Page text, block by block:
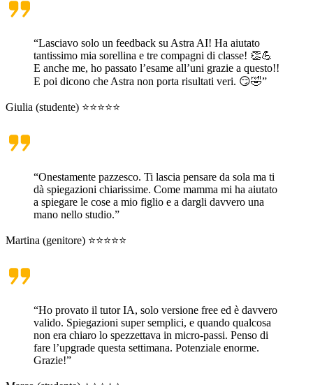
“Lasciavo solo un feedback su Astra AI! Ha aiutato
tantissimo mia sorellina e tre compagni di classe! 👏💪
E anche me, ho passato l’esame all’uni grazie a questo!!
E poi dicono che Astra non porta risultati veri. 😏🤣”
Giulia (studente) ⭐⭐⭐⭐⭐
“Onestamente pazzesco. Ti lascia pensare da sola ma ti
dà spiegazioni chiarissime. Come mamma mi ha aiutato
a spiegare le cose a mio figlio e a dargli davvero una
mano nello studio.”
Martina (genitore) ⭐⭐⭐⭐⭐
“Ho provato il tutor IA, solo versione free ed è davvero
valido. Spiegazioni super semplici, e quando qualcosa
non era chiaro lo spezzettava in micro-passi. Penso di
fare l’upgrade questa settimana. Potenziale enorme.
Grazie!”